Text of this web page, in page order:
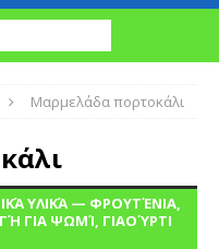
Μαρμελάδα πορτοκάλι
ΥΛΙΚΆ — ΦΡΟΥΤΈΝΙΑ,
ΓΙΑ ΨΩΜΊ, ΓΙΑΟΎΡΤΙ